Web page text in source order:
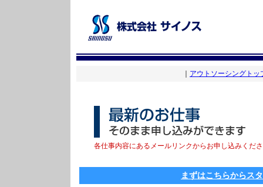
アウトソーシングトッ
各仕事内容にあるメールリンクからお申し込みくだ
まずはこちらからス